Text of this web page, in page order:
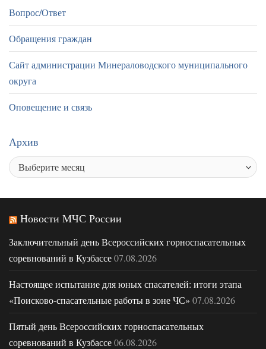
Вопрос/Ответ
Обращения граждан
Сайт администрации Минераловодского муниципального
округа
Оповещение и связь
Архив
Новости МЧС России
Заключительный день Всероссийских горноспасательных
соревнований в Кузбассе07.08.2026
Настоящее испытание для юных спасателей: итоги этапа
«Поисково-спасательные работы в зоне ЧС» 07.08.2026
Пятый день Всероссийских горноспасательных
соревнований в Кузбассе06.08.2026